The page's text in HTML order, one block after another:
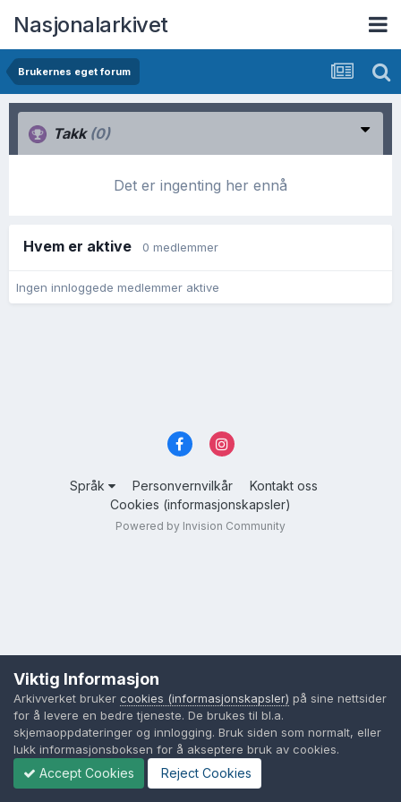
Nasjonalarkivet
Brukernes eget forum
Takk (0)
Det er ingenting her ennå
Hvem er aktive 0 medlemmer
Ingen innloggede medlemmer aktive
Språk Personvernvilkår
Kontakt oss
Cookies (informasjonskapsler)
Powered by Invision Community
Viktig Informasjon
Arkivverket bruker cookies (informasjonskapsler) på sine nettsider
for å levere en bedre tjeneste. De brukes til bl.a.
skjemaoppdateringer og innlogging. Bruk siden som normalt, eller
lukk informasjonsboksen for å akseptere bruk av cookies.
Accept Cookies Reject Cookies